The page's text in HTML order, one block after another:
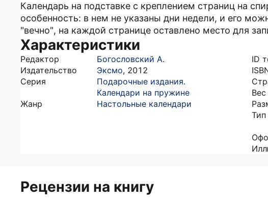
Календарь на подставке с креплением страниц на
особенность: в нем не указаны дни недели, и его
"вечно", на каждой странице оставлено место для
Характеристики
Редактор
Богословский А.
Издательство
Эксмо, 2012
Серия
Подарочные издания.
Календари на пружине
Жанр
Настольные календари
ID
Вес
Рецензии на книгу